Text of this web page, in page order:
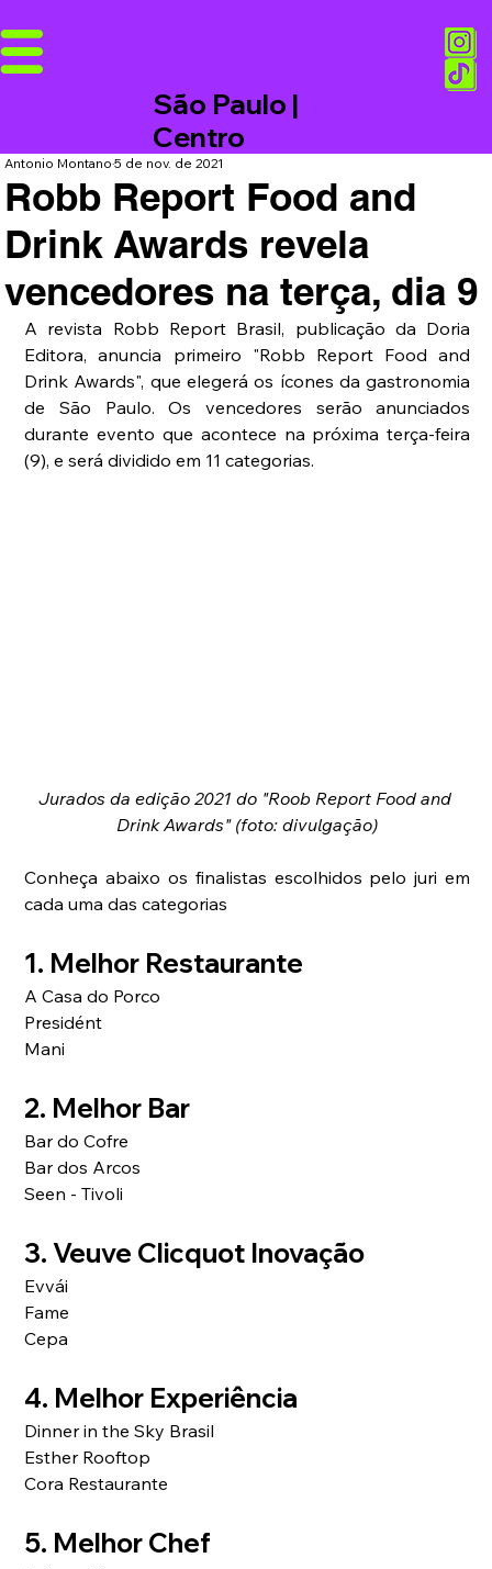
São Paulo |
Centro
Robb Report Food and
Drink Awards revela
vencedores na terça, dia 9
Antonio Montano5 de nov. de 2021
A revista Robb Report Brasil, publicação da Doria
Editora, anuncia primeiro "Robb Report Food and
Drink Awards", que elegerá os ícones da gastronomia
de São Paulo. Os vencedores serão anunciados
durante evento que acontece na próxima terça-feira
(9), e será dividido em 11 categorias.
Jurados da edição 2021 do "Roob Report Food and
Drink Awards" (foto: divulgação)
Conheça abaixo os finalistas escolhidos pelo juri em
cada uma das categorias
1. Melhor Restaurante
A Casa do Porco
Presidént
Mani
2. Melhor Bar
Bar do Cofre
Bar dos Arcos
Seen - Tivoli
3. Veuve Clicquot Inovação
Evvái
Fame
Cepa
4. Melhor Experiência
Dinner in the Sky Brasil
Esther Rooftop
Cora Restaurante
5. Melhor Chef